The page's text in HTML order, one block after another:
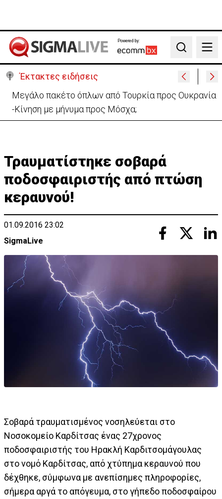
Powered by:
Search
Έκτακτες ειδήσεις
Μελέτησε το πόρισμα της φωτιάς στο Καλό Χωριό
ο Πάλμας- «Ουδέν σχόλιο»
Τραυματίστηκε σοβαρά
ποδοσφαιριστής από πτώση
κεραυνού!
01.09.2016 23:02
SigmaLive
Σοβαρά τραυματισμένος νοσηλεύεται στο
Νοσοκομείο Καρδίτσας ένας 27χρονος
ποδοσφαιριστής του Ηρακλή Καρδιτσομάγουλας
στο νομό Καρδίτσας, από χτύπημα κεραυνού που
δέχθηκε, σύμφωνα με ανεπίσημες πληροφορίες,
σήμερα αργά το απόγευμα, στο γήπεδο ποδοσφαίρου